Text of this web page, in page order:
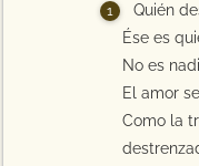
Quién
Ése es
No es
El amor
Como la